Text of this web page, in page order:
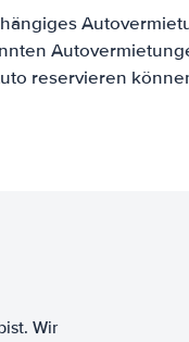
reservieren
Wir